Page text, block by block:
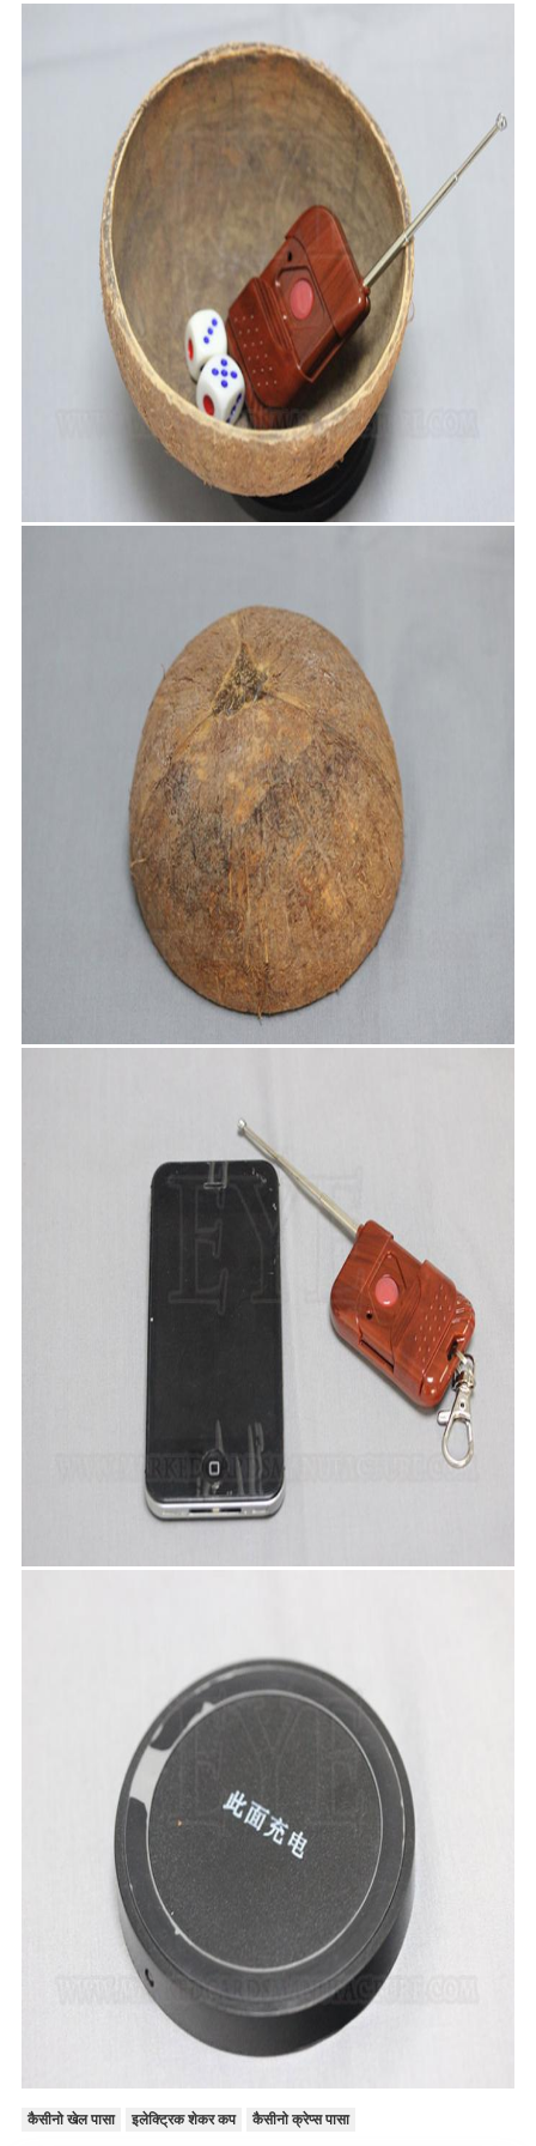
कैसीनो खेल पासा इलेक्ट्रिक शेकर कप कैसीनो क्रेप्स पासा